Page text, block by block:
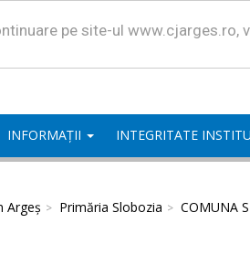
pe site-ul www.cjarges.ro,
INFORMAȚII INTEGRITATE
Argeș Primăria Slobozia COMUNA